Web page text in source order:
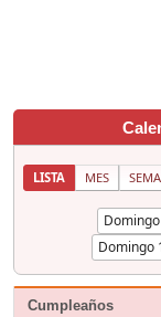
LISTA MES
Cumpleaños